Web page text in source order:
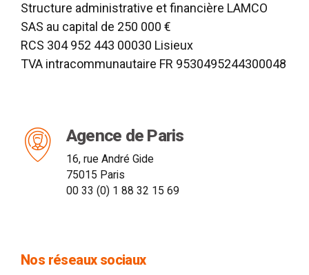
Structure administrative et financière LAMCO
SAS au capital de 250 000 €
RCS 304 952 443 00030 Lisieux
TVA intracommunautaire FR 9530495244300048
Agence de Paris
16, rue André Gide
75015 Paris
00 33 (0) 1 88 32 15 69
Nos réseaux sociaux